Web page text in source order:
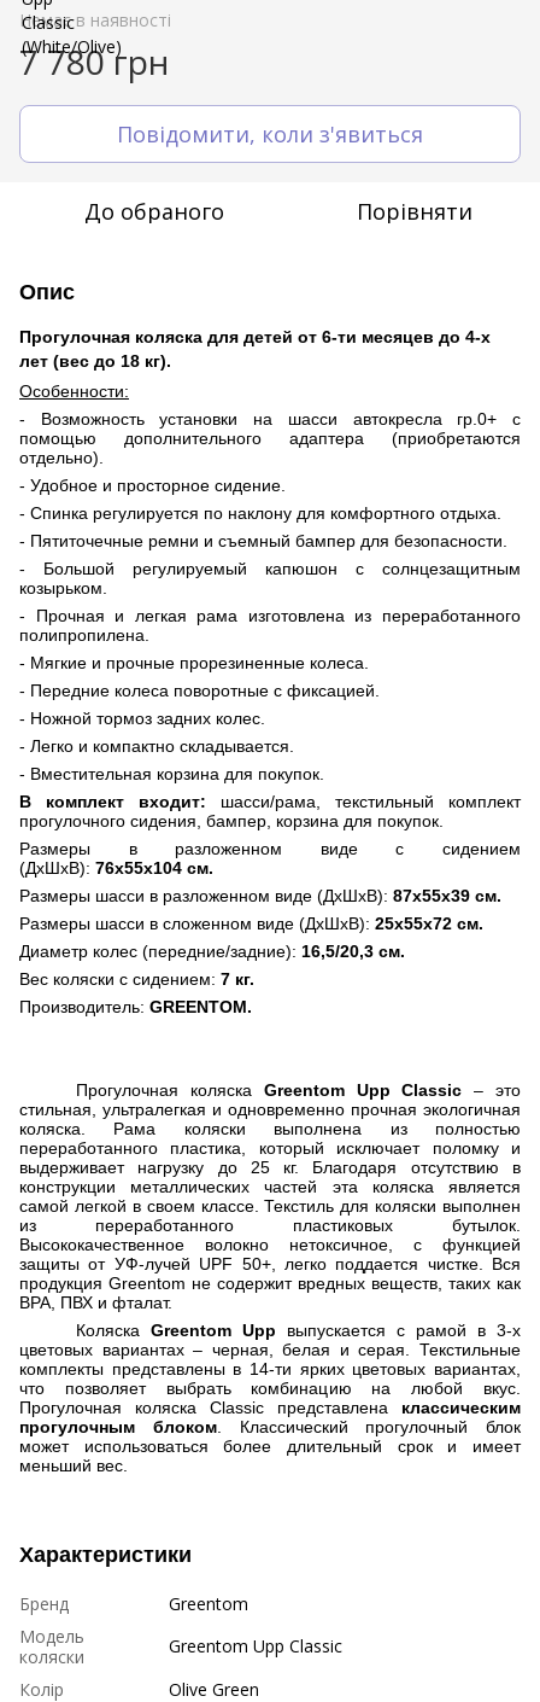
Немає в наявності
7 780 грн
Повідомити, коли з'явиться
До обраного Порівняти
Опис
Прогулочная коляска для детей от 6-ти месяцев до 4-х
лет (вес до 18 кг).
Особенности:
- Возможность установки на шасси автокресла гр.0+ с
помощью дополнительного адаптера (приобретаются
отдельно).
- Удобное и просторное сидение.
- Спинка регулируется по наклону для комфортного отдыха.
- Пятиточечные ремни и съемный бампер для безопасности.
- Большой регулируемый капюшон с солнцезащитным
козырьком.
- Прочная и легкая рама изготовлена из переработанного
полипропилена.
- Мягкие и прочные прорезиненные колеса.
- Передние колеса поворотные с фиксацией.
- Ножной тормоз задних колес.
- Легко и компактно складывается.
- Вместительная корзина для покупок.
В комплект входит: шасси/рама, текстильный комплект
прогулочного сидения, бампер, корзина для покупок.
Размеры в разложенном виде с сидением
(ДхШхВ): 76х55х104 см.
Размеры шасси в разложенном виде (ДхШхВ): 87х55х39 см.
Размеры шасси в сложенном виде (ДхШхВ): 25х55х72 см.
Диаметр колес (передние/задние): 16,5/20,3 см.
Вес коляски с сидением: 7 кг.
Производитель: GREENTOM.
Прогулочная коляска Greentom Upp Classic – это
стильная, ультралегкая и одновременно прочная экологичная
коляска. Рама коляски выполнена из полностью
переработанного пластика, который исключает поломку и
выдерживает нагрузку до 25 кг. Благодаря отсутствию в
конструкции металлических частей эта коляска является
самой легкой в своем классе. Текстиль для коляски выполнен
из переработанного пластиковых бутылок.
Высококачественное волокно нетоксичное, с функцией
защиты от УФ-лучей UPF 50+, легко поддается чистке. Вся
продукция Greentom не содержит вредных веществ, таких как
BPA, ПВХ и фталат.
КоляскаGreentom Upp выпускается с рамой в 3-х
цветовых вариантах – черная, белая и серая. Текстильные
комплекты представлены в 14-ти ярких цветовых вариантах,
что позволяет выбрать комбинацию на любой вкус.
Прогулочная коляска Classic представлена классическим
прогулочным блоком. Классический прогулочный блок
может использоваться более длительный срок и имеет
меньший вес.
Характеристики
Бренд
Greentom
Модель
коляски
Greentom Upp Classic
Колір
Olive Green